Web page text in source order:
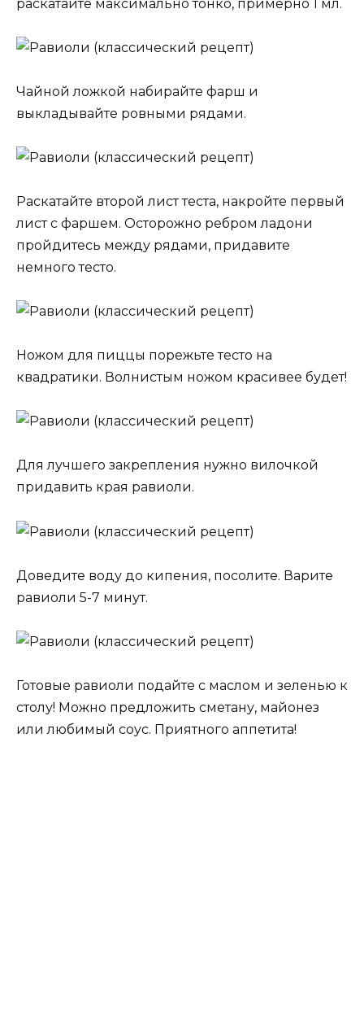
раскатайте максимально тонко, примерно 1 мл.
Чайной ложкой набирайте фарш и
выкладывайте ровными рядами.
Раскатайте второй лист теста, накройте первый
лист с фаршем. Осторожно ребром ладони
пройдитесь между рядами, придавите
немного тесто.
Ножом для пиццы порежьте тесто на
квадратики. Волнистым ножом красивее будет!
Для лучшего закрепления нужно вилочкой
придавить края равиоли.
Доведите воду до кипения, посолите. Варите
равиоли 5-7 минут.
Готовые равиоли подайте с маслом и зеленью к
столу! Можно предложить сметану, майонез
или любимый соус. Приятного аппетита!